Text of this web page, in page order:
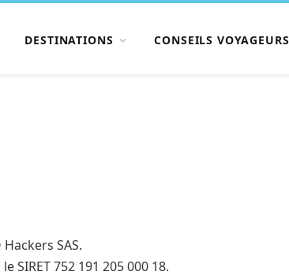
DESTINATIONS CONSEILS VOYAGEURS
SAS.
SIRET 752 191 205 000 18.